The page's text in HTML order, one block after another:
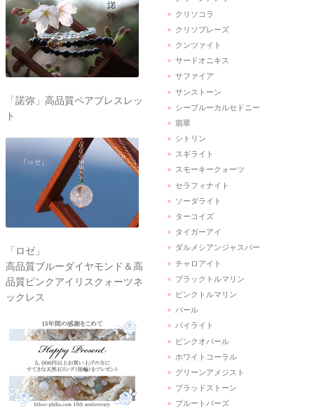
「諾弥」高品質ペアブレスレッ
ト
「ロゼ」
高品質ブルーダイヤモンド＆高
品質ピンクアイリスクォーツネ
ックレス
クリソコラ
クリソプレーズ
クンツァイト
サードオニキス
サファイア
サンストーン
シーブルーカルセドニー
翡翠
シトリン
スギライト
スモーキークォーツ
セラフィナイト
ソーダライト
ターコイズ
タイガーアイ
ダルメシアンジャスパー
チャロアイト
ブラックトルマリン
ピンクトルマリン
パール
パイライト
ピンクオパール
ホワイトコーラル
グリーンアメジスト
ブラッドストーン
ブルートパーズ